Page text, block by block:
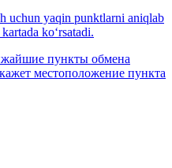
uchun yaqin punktlarni aniqlab
ko‘rsatadi.
пункты обмена
местоположение пункта